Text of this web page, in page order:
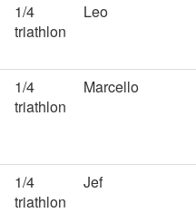
1/4
triathlon
Leo
1/4
triathlon
Marcello
1/4
triathlon
Jef